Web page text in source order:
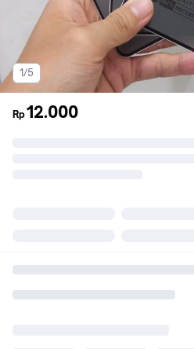
1/5
Rp12.000